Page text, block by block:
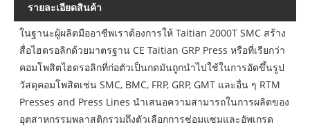
รายละเอียดสินค้า
ในฐานะผู้ผลิตมืออาชีพเราต้องการให้ Taitian 2000T SMC สร้าง
สื่อไฮดรอลิกด้วยมาตรฐาน CE Taitian GRP Press หรือที่เรียกว่า
คอมโพสิตไฮดรอลิกที่ก่อตัวเป็นกดมันถูกนำไปใช้ในการอัดขึ้นรูป
วัสดุคอมโพสิตเช่น SMC, BMC, FRP, GRP, GMT และอื่น ๆ RTM
Presses and Press Lines นำเสนอความสามารถในการผลิตของ
อุตสาหกรรมพลาสติกรวมถึงตัวเลือกการซ่อมแซมและอัพเกรด